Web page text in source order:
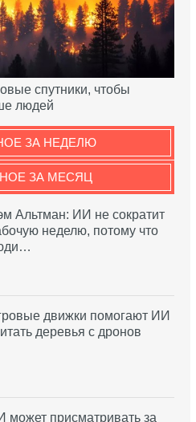
спутники, чтобы
людей
ЗА НЕДЕЛЮ
ЗА МЕСЯЦ
Альтман: ИИ не сократит
неделю, потому что
движки помогают ИИ
деревья с дронов
может присматривать за